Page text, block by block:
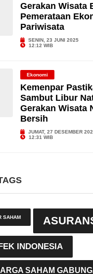
Gerakan Wisata
Pemerataan
Pariwisata
SENIN, 23 JUNI 2025
12:12 WIB
Ekonomi
Kemenpar
Sambut Libur
Gerakan Wisata
Bersih
JUMAT, 27 DESEMBER
12:31 WIB
SAHAM
INDONESIA
SAHAM